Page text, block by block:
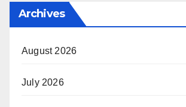
Archives
August 2026
July 2026